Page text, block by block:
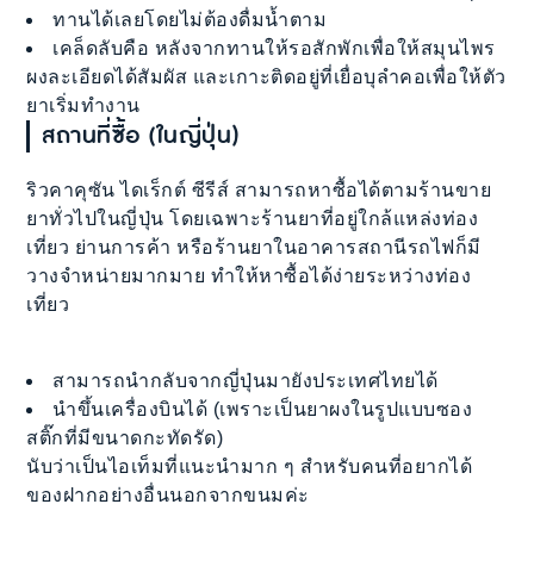
ทานได้เลยโดยไม่ต้องดื่มน้ำตาม
เคล็ดลับคือ หลังจากทานให้รอสักพักเพื่อให้สมุนไพร
ผงละเอียดได้สัมผัส และเกาะติดอยู่ที่เยื่อบุลำคอเพื่อให้ตัว
ยาเริ่มทำงาน
สถานที่ซื้อ (ในญี่ปุ่น)
ริวคาคุซัน ไดเร็กต์ ซีรีส์ สามารถหาซื้อได้ตามร้านขาย
ยาทั่วไปในญี่ปุ่น โดยเฉพาะร้านยาที่อยู่ใกล้แหล่งท่อง
เที่ยว ย่านการค้า หรือร้านยาในอาคารสถานีรถไฟก็มี
วางจำหน่ายมากมาย ทำให้หาซื้อได้ง่ายระหว่างท่อง
เที่ยว
สามารถนำกลับจากญี่ปุ่นมายังประเทศไทยได้
นำขึ้นเครื่องบินได้ (เพราะเป็นยาผงในรูปแบบซอง
สติ๊กที่มีขนาดกะทัดรัด)
นับว่าเป็นไอเท็มที่แนะนำมาก ๆ สำหรับคนที่อยากได้
ของฝากอย่างอื่นนอกจากขนมค่ะ